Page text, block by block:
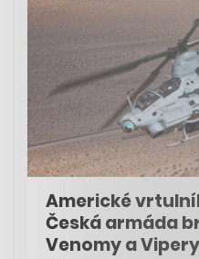
Americké
Česká armáda
Venomy a